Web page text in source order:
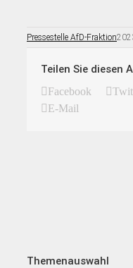
Pressestelle AfD-Fraktion
Teilen Sie diesen
Facebook
E-Mail
Themenauswahl